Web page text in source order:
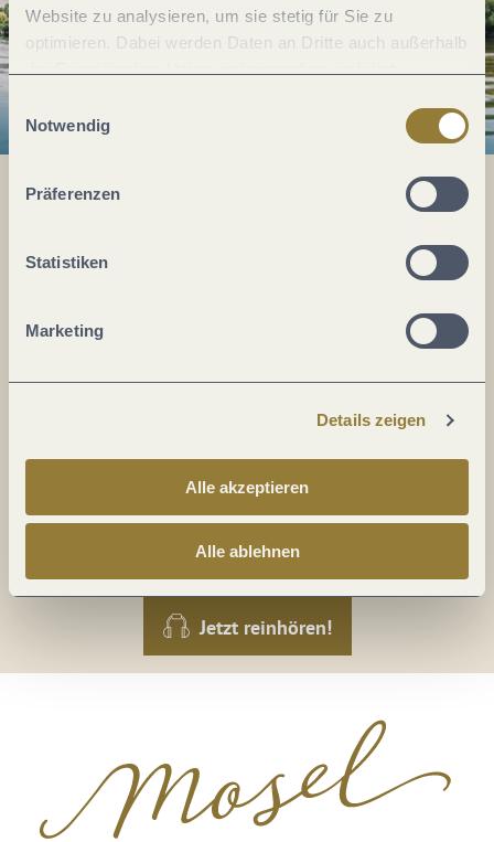
Website zu analysieren, um sie stetig für Sie zu
optimieren. Dabei werden Daten an Dritte auch außerhalb
jederzeit widerrufen werden. Mit der Auswahl "Alle
ablehnen" kann es zu Beeinträchtigungen in der Nutzung
Notwendig
Präferenzen
Statistiken
Marketing
Details zeigen
Alle akzeptieren
Alle ablehnen
keine Neuigkeiten mehr verpassen!
E-
Ich erkläre mich mit der Datenschutzerklärung
Jetzt reinhören!